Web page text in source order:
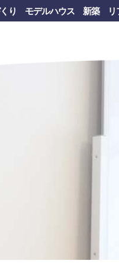
り モデルハウス 新築